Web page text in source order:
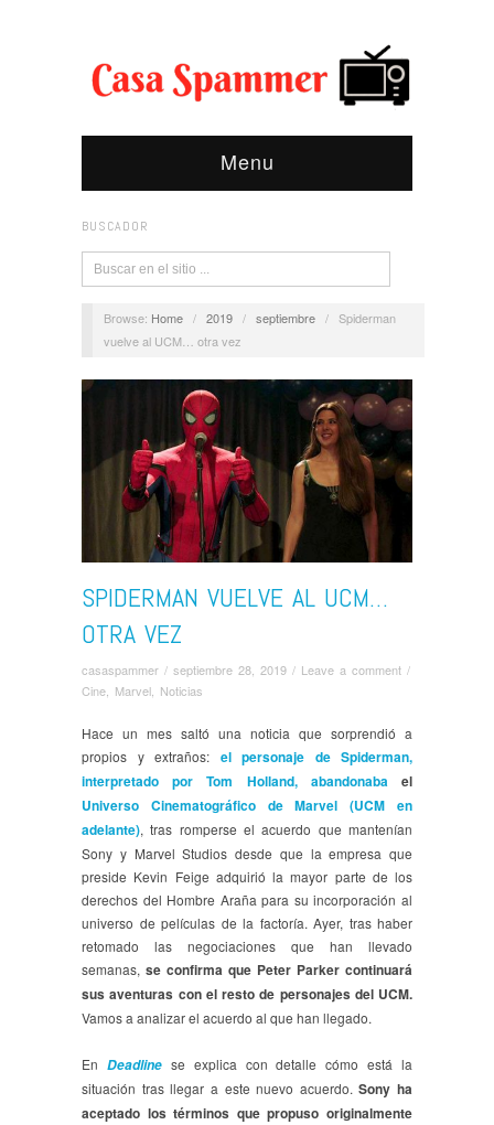
Menu
BUSCADOR
Browse: Home / 2019 / septiembre / Spiderman
vuelve al UCM… otra vez
SPIDERMAN VUELVE AL UCM…
OTRA VEZ
casaspammer / septiembre 28, 2019 / Leave a comment /
Cine Marvel Noticias
Hace un mes saltó una noticia que sorprendió a
propios y extraños: el personaje de Spiderman,
interpretado por Tom Holland, abandonabael
Universo Cinematográfico de Marvel (UCM en
adelante), tras romperse el acuerdo que mantenían
Sony y Marvel Studios desde que la empresa que
preside Kevin Feige adquirió la mayor parte de los
derechos del Hombre Araña para su incorporación al
universo de películas de la factoría. Ayer, tras haber
retomado las negociaciones que han llevado
semanas, se confirma que Peter Parker continuará
sus aventuras con el resto de personajes del UCM.
Vamos a analizar el acuerdo al que han llegado.
En Deadlinese explica con detalle cómo está la
situación tras llegar a este nuevo acuerdo.Sony ha
aceptado los términos que propuso originalmente